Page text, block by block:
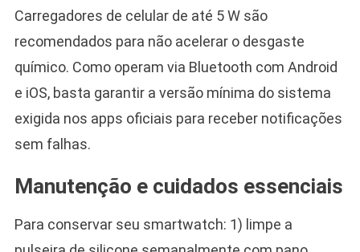
Carregadores de celular de até 5 W são
recomendados para não acelerar o desgaste
químico. Como operam via Bluetooth com Android
e iOS, basta garantir a versão mínima do sistema
exigida nos apps oficiais para receber notificações
sem falhas.
Manutenção e cuidados essenciais
Para conservar seu smartwatch: 1) limpe a